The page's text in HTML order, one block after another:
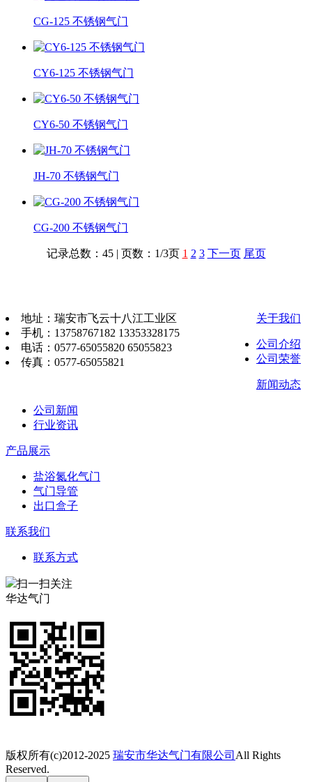
CG-125 不锈钢气门
CY6-125 不锈钢气门
CY6-50 不锈钢气门
JH-70 不锈钢气门
CG-200 不锈钢气门
记录总数：45 | 页数：1/3页 1 2 3 下一页 尾页
地址：瑞安市飞云十八江工业区
手机：13758767182 13353328175
电话：0577-65055820 65055823
传真：0577-65055821
关于我们
公司介绍
公司荣誉
新闻动态
公司新闻
行业资讯
产品展示
盐浴氮化气门
气门导管
出口盒子
联系我们
联系方式
扫一扫关注
华达气门
版权所有(c)2012-2025 瑞安市华达气门有限公司 All Rights
Reserved.